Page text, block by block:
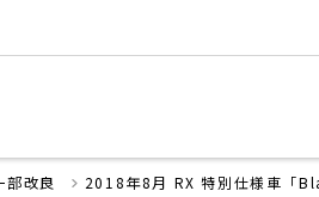
部改良 2018年8月 RX 特別仕様車「